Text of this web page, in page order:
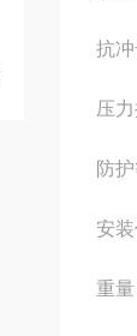
抗
压
防
安
重